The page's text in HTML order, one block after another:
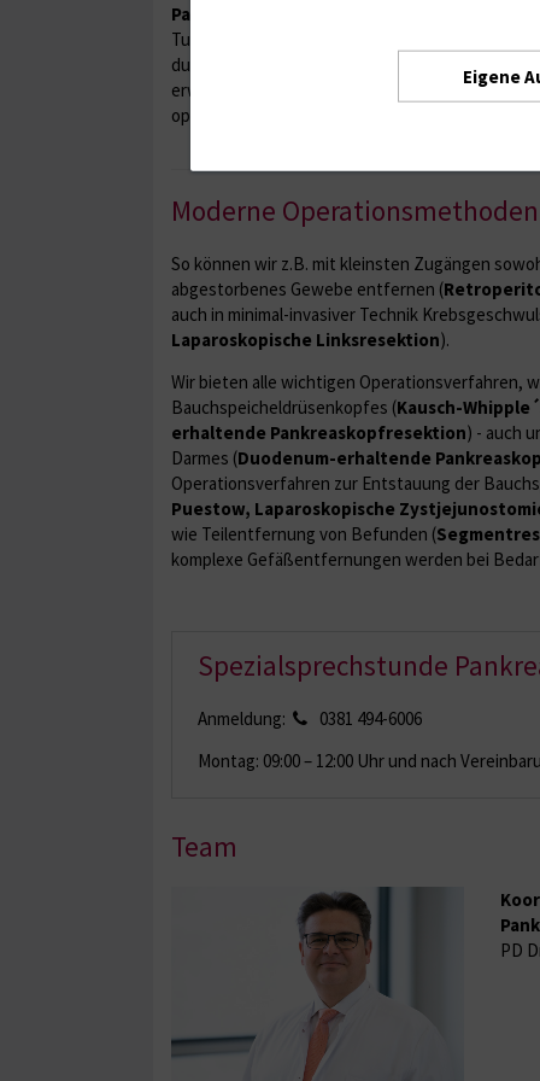
Pankreaskarzinomzentrum
Tumortherapie, um auch in lokal
durchführen zu können: Durch Vorbehandlung
erweiterte Operationstechniken bieten wir somit
optimalen Behandlungsansatz.
Moderne Operationsmethoden
So können wir z.B. mit kleinsten Zugängen
abgestorbenes Gewebe entfernen (
auch in minimal-invasiver Technik
Laparoskopische Linksresektion).
Wir bieten alle wichtigen Operationsverfahren,
Bauchspeicheldrüsenkopfes (Kausch-
erhaltende Pankreaskopfresektion) - auch
Darmes (Duodenum-erhaltende
Operationsverfahren zur Entstauung der
Puestow, Laparoskopische
wie Teilentfernung von Befunden (
komplexe Gefäßentfernungen werden bei
Spezialsprechstunde
Anmeldung:
0381 494-6006
Montag: 09:00 – 12:00 Uhr und nach
Team
PD
Eigene